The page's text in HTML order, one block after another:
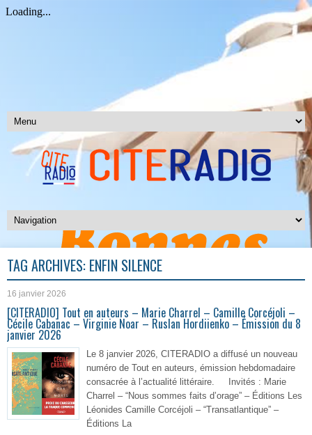
TAG ARCHIVES: ENFIN SILENCE
16 janvier 2026
[CITERADIO] Tout en auteurs – Marie Charrel – Camille Corcéjoli –
Cécile Cabanac – Virginie Noar – Ruslan Hordiienko – Émission du 8
janvier 2026
Le 8 janvier 2026, CITERADIO a diffusé un nouveau
numéro de Tout en auteurs, émission hebdomadaire
consacrée à l’actualité littéraire. Invités : Marie
Charrel – “Nous sommes faits d’orage” – Éditions Les
Léonides Camille Corcéjoli – “Transatlantique” –
Éditions La